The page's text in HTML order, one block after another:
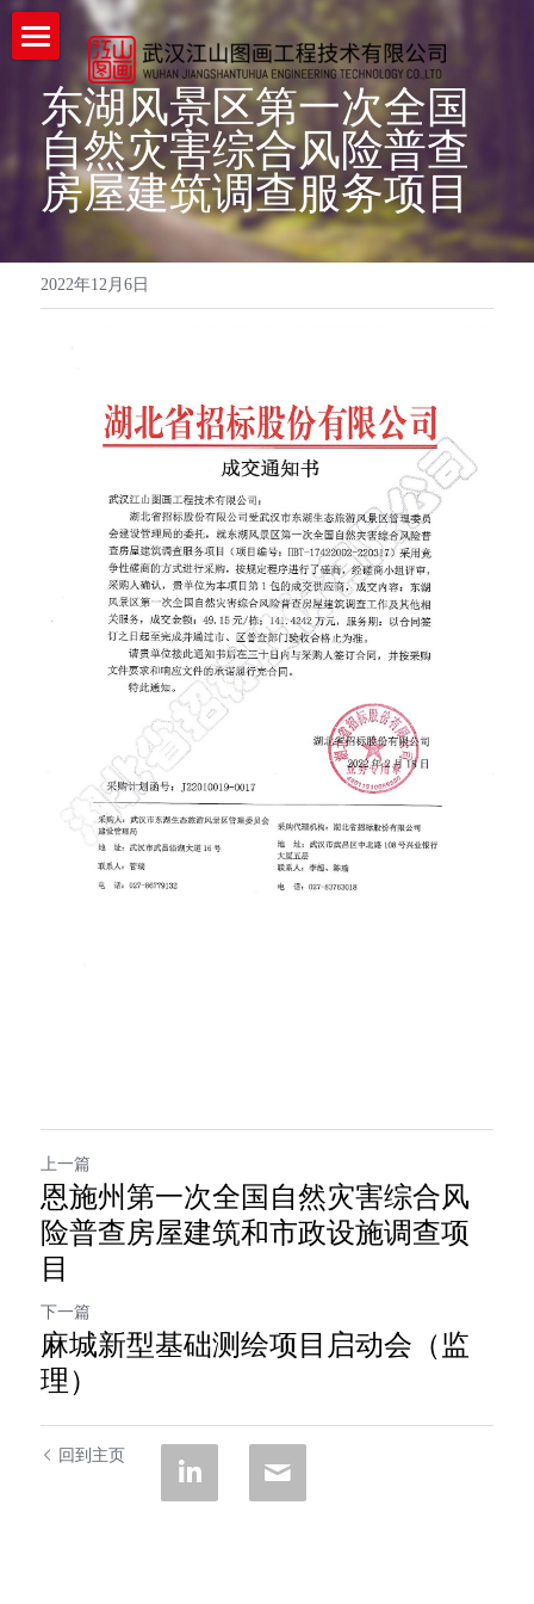
首页
企业详情
企业实力
新闻中心
东湖风景区第一次全国
自然灾害综合风险普查
房屋建筑调查服务项目
2022年12月6日
上一篇
恩施州第一次全国自然灾害综合风
险普查房屋建筑和市政设施调查项
目
下一篇
麻城新型基础测绘项目启动会（监
理）
回到主页